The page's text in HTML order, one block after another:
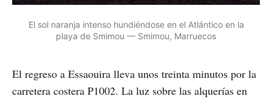
El sol naranja intenso hundiéndose en el Atlántico en la
playa de Smimou — Smimou, Marruecos
El regreso a Essaouira lleva unos treinta minutos por la
carretera costera P1002. La luz sobre las alquerías en